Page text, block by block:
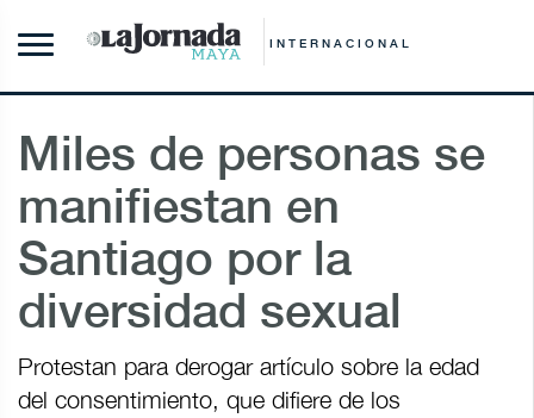
INTERNACIONAL
Miles de personas se
manifiestan en
Santiago por la
diversidad sexual
Protestan para derogar artículo sobre la edad
del consentimiento, que difiere de los